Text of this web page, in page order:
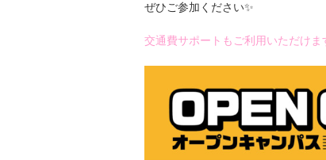
ぜひご参加ください✨
交通費サポートもご利用いただけ